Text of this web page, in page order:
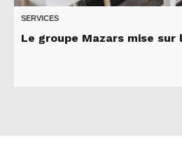
SERVICES
Le groupe Mazars mise